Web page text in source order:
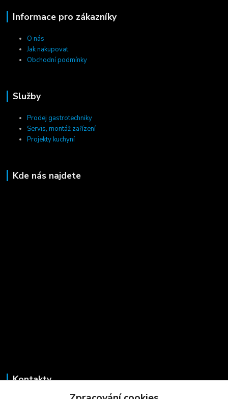
Informace pro zákazníky
O nás
Jak nakupovat
Obchodní podmínky
Služby
Prodej gastrotechniky
Servis, montáž zařízení
Projekty kuchyní
Kde nás najdete
Kontakty